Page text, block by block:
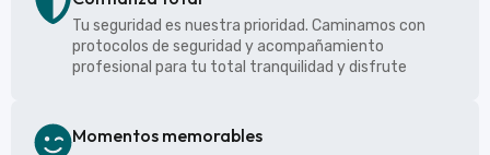
Tu seguridad es nuestra prioridad. Caminamos con
protocolos de seguridad y acompañamiento
profesional para tu total tranquilidad y disfrute
Momentos memorables